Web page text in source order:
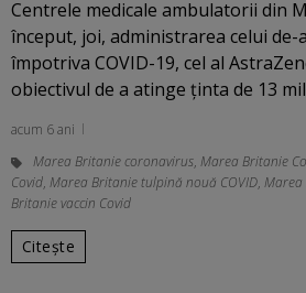
Centrele medicale ambulatorii din
început, joi, administrarea celui de-
împotriva COVID-19, cel al
obiectivul de a atinge ţinta de 13
acum 6 ani
Marea Britanie coronavirus, Marea Britanie
Covid, Marea Britanie tulpină nouă COVID, Marea
Britanie vaccin Covid
Citește